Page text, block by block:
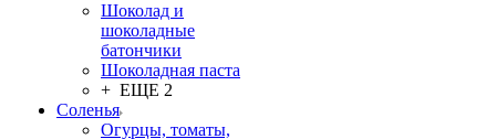
Шоколад и
шоколадные
батончики
Шоколадная паста
+ ЕЩЕ 2
Соленья
Огурцы, томаты,